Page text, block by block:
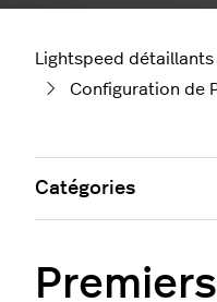
Lightspeed détaillants
Configuration de
Catégories